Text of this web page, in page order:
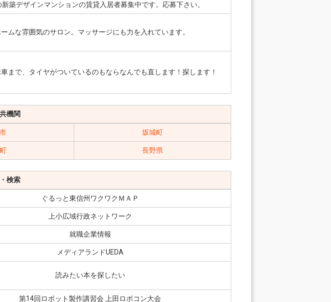
築デザインマンションの賃貸入居者募集中です。応募下さい。
ムな雰囲気のサロン。マッサージにも力を入れています。
まで、タイヤがついているのもならなんでも直します！探します！
機関
坂城町
長野県
検索
ぐるっと東信州ワクワクＭＡＰ
上小広域行政ネットワーク
就職企業情報
メディアランドUEDA
読みたい本を探したい
第14回ロボット製作講習会 上田ロボコン大会